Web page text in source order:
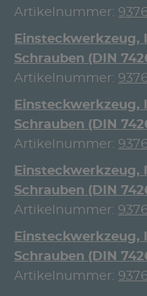
Artikelnummer:
Einsteckwerkzeug,
Schrauben (DIN
Artikelnummer:
Einsteckwerkzeug,
Schrauben (DIN
Artikelnummer:
Einsteckwerkzeug,
Schrauben (DIN
Artikelnummer:
Einsteckwerkzeug,
Schrauben (DIN
Artikelnummer: